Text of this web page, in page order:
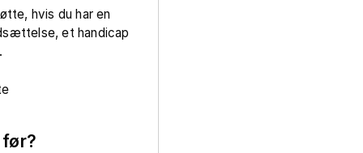
hvis du har en
et handicap